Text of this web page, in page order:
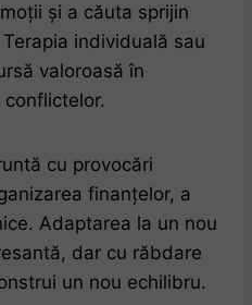
și a căuta sprijin
individuală sau
valoroasă în
cu provocări
finanțelor, a
Adaptarea la un nou
dar cu răbdare
un nou echilibru.